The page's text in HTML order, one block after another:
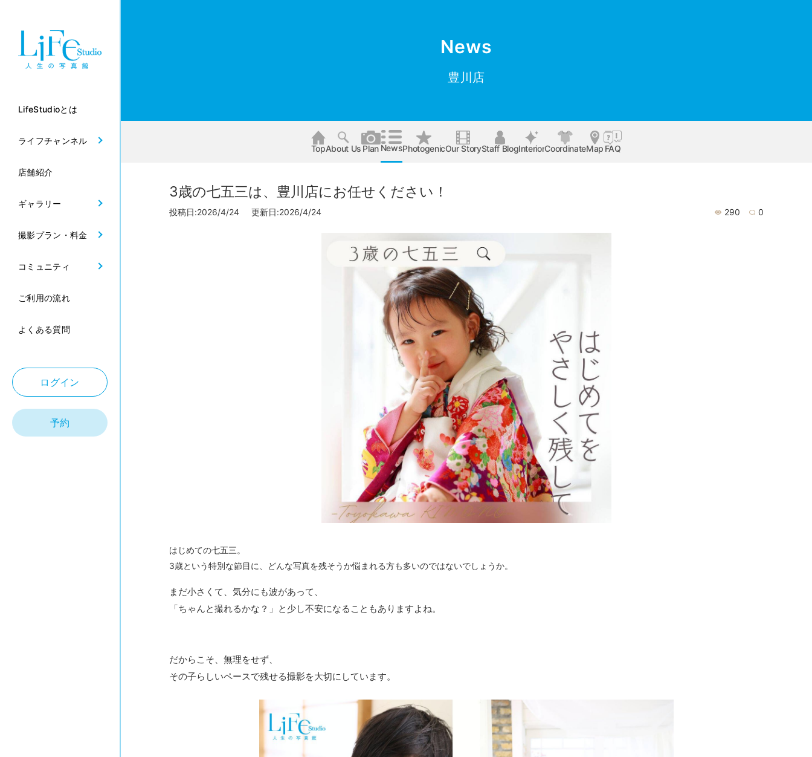
LifeStudioとは
ライフチャンネル
店舗紹介
ギャラリー
撮影プラン・料金
コミュニティ
ご利用の流れ
よくある質問
ログイン
予約
News
豊川店
TopAbout Us PlanNewsPhotogenicOur StoryStaff BlogInteriorCoordinateMap FAQ
3歳の七五三は、豊川店にお任せください！
投稿日:2026/4/24 更新日:2026/4/24 290 0
はじめての七五三。
3歳という特別な節目に、どんな写真を残そうか悩まれる方も多いのではないでしょうか。
まだ小さくて、気分にも波があって、
「ちゃんと撮れるかな？」と少し不安になることもありますよね。
だからこそ、無理をせず、
その子らしいペースで残せる撮影を大切にしています。